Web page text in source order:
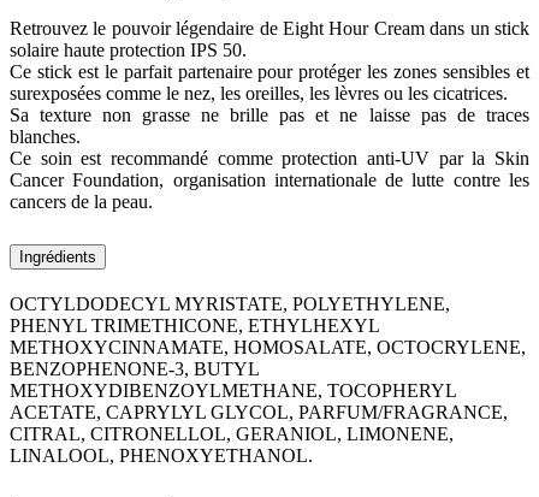
Retrouvez le pouvoir légendaire de Eight Hour Cream dans un stick
solaire haute protection IPS 50.
Ce stick est le parfait partenaire pour protéger les zones sensibles et
surexposées comme le nez, les oreilles, les lèvres ou les cicatrices.
Sa texture non grasse ne brille pas et ne laisse pas de traces
blanches.
Ce soin est recommandé comme protection anti-UV par la Skin
Cancer Foundation, organisation internationale de lutte contre les
cancers de la peau.
Ingrédients
OCTYLDODECYL MYRISTATE, POLYETHYLENE,
PHENYL TRIMETHICONE, ETHYLHEXYL
METHOXYCINNAMATE, HOMOSALATE, OCTOCRYLENE,
BENZOPHENONE-3, BUTYL
METHOXYDIBENZOYLMETHANE, TOCOPHERYL
ACETATE, CAPRYLYL GLYCOL, PARFUM/FRAGRANCE,
CITRAL, CITRONELLOL, GERANIOL, LIMONENE,
LINALOOL, PHENOXYETHANOL.